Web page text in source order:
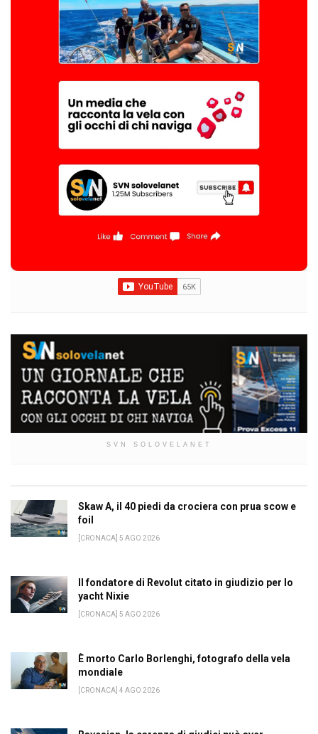
SVN SOLOVELANET
Skaw A, il 40 piedi da crociera con prua scow e
foil
[CRONACA] 5 AGO 2026
Il fondatore di Revolut citato in giudizio per lo
yacht Nixie
[CRONACA] 5 AGO 2026
È morto Carlo Borlenghi, fotografo della vela
mondiale
[CRONACA] 4 AGO 2026